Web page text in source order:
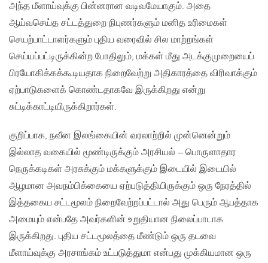
அந்த மீளாய்வுக்கு பின்னரான வடிவமேயாகும். அதை
ஆய்வசெய்த சட்டத்துறை நிபுணர்களும் மனித உரிமைகள்
செயற்பாட்டாளர்களும் புதிய வரைவில் சில மாற்றங்கள்
செய்யப்பட்டிருக்கின்ற போதிலும், மக்கள் மீது அடக்குமுறையைப்
பிரயோகிக்கக்கூடியதாக நிறைவேற்று அதிகாரத்தை விரிவாக்கும்
ஏற்பாடுகளைக் கொண்டதாகவே இருக்கிறது என்று
சுட்டிக்காட்டியிருக்கிறார்கள்.
குறிப்பாக, நவீன இலங்கையின் வரலாற்றில் முன்னென்றும்
இல்லாத வகையில் மூண்டிருக்கும் அரசியல் – பொருளாதார
நெருக்கடிகள் அரசுக்கும் மக்களுக்கும் இடையில் இடையில்
ஆழமான அவநம்பிக்கையை ஏற்படுத்தியிருக்கும் ஒரு நேரத்தில்
இத்தகைய சட்டமூலம் நிறைவேற்றப்பட்டால் அது பெரும் ஆபத்தாக
அமையும் என்பதே அவர்களின் உறுதியான நிலைப்பாடாக
இருக்கிறது. புதிய சட்டமூலத்தை மீண்டும் ஒரு தடவை
மீளாய்வுக்கு அரசாங்கம் உட்படுத்துமா என்பது முக்கியமான ஒரு